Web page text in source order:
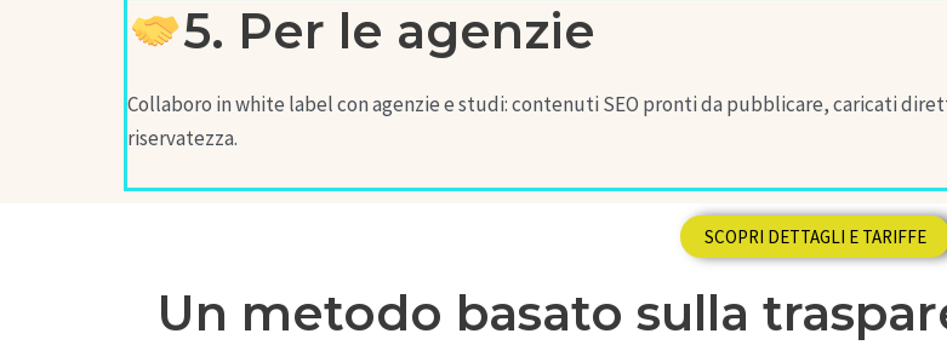
5. Per le agenzie
Collaboro in white label con agenzie e studi: contenuti SEO pronti da pubblicare, caricati
riservatezza.
SCOPRI DETTAGLI E TARIFFE
Un metodo basato sulla